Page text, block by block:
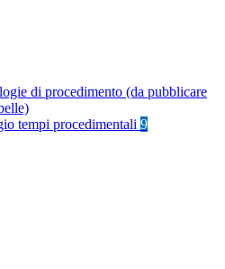
di procedimento (da pubblicare
tempi procedimentali 9